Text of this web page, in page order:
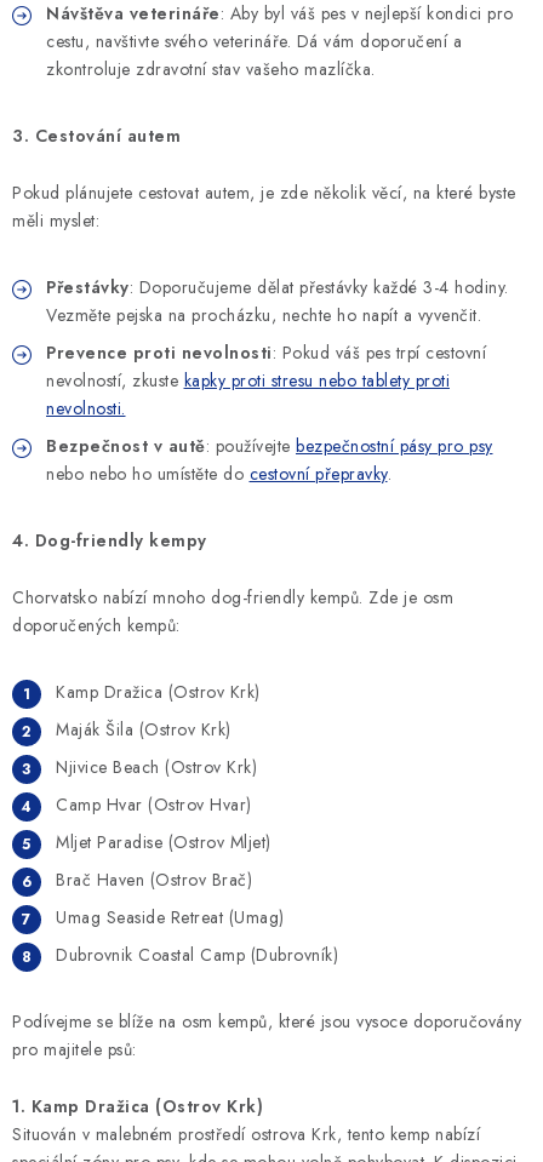
Návštěva veterináře: Aby byl váš pes v nejlepší kondici pro
cestu, navštivte svého veterináře. Dá vám doporučení a
zkontroluje zdravotní stav vašeho mazlíčka.
3. Cestování autem
Pokud plánujete cestovat autem, je zde několik věcí, na které byste
měli myslet:
Přestávky: Doporučujeme dělat přestávky každé 3-4 hodiny.
Vezměte pejska na procházku, nechte ho napít a vyvenčit.
Prevence proti nevolnosti: Pokud váš pes trpí cestovní
nevolností, zkuste kapky proti stresu nebo tablety proti
nevolnosti.
Bezpečnost v autě: používejte bezpečnostní pásy pro psy
nebo nebo ho umístěte do cestovní přepravky.
4. Dog-friendly kempy
Chorvatsko nabízí mnoho dog-friendly kempů. Zde je osm
doporučených kempů:
Kamp Dražica (Ostrov Krk)
Maják Šila (Ostrov Krk)
Njivice Beach (Ostrov Krk)
Camp Hvar (Ostrov Hvar)
Mljet Paradise (Ostrov Mljet)
Brač Haven (Ostrov Brač)
Umag Seaside Retreat (Umag)
Dubrovnik Coastal Camp (Dubrovník)
Podívejme se blíže na osm kempů, které jsou vysoce doporučovány
pro majitele psů:
1. Kamp Dražica (Ostrov Krk)
Situován v malebném prostředí ostrova Krk, tento kemp nabízí